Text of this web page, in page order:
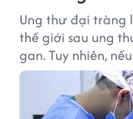
Ung thư đại tràng
thế giới sau ung
gan. Tuy nhiên,
tỷ lệ được chữa
giúp độc giả,
nghiệm về căn